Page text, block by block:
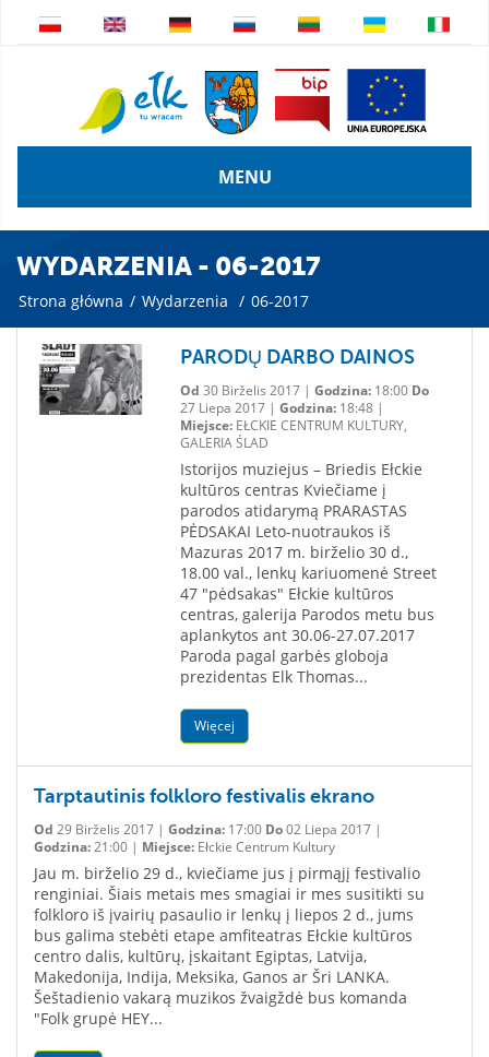
MENU
WYDARZENIA - 06-2017
Strona główna / Wydarzenia / 06-2017
PARODŲ DARBO DAINOS
Od 30 Birželis 2017 | Godzina:18:00 Do
27 Liepa 2017 | Godzina:18:48 |
Miejsce:EŁCKIE CENTRUM KULTURY,
GALERIA ŚLAD
Istorijos muziejus – Briedis Ełckie
kultūros centras Kviečiame į
parodos atidarymą PRARASTAS
PĖDSAKAI Leto-nuotraukos iš
Mazuras 2017 m. birželio 30 d.,
18.00 val., lenkų kariuomenė Street
47 "pėdsakas" Ełckie kultūros
centras, galerija Parodos metu bus
aplankytos ant 30.06-27.07.2017
Paroda pagal garbės globoja
prezidentas Elk Thomas...
Więcej
Tarptautinis folkloro festivalis ekrano
Od 29 Birželis 2017 | Godzina: 17:00 Do02 Liepa 2017 |
Godzina:21:00 | Miejsce: Ełckie Centrum Kultury
Jau m. birželio 29 d., kviečiame jus į pirmąjį festivalio
renginiai. Šiais metais mes smagiai ir mes susitikti su
folkloro iš įvairių pasaulio ir lenkų į liepos 2 d., jums
bus galima stebėti etape amfiteatras Ełckie kultūros
centro dalis, kultūrų, įskaitant Egiptas, Latvija,
Makedonija, Indija, Meksika, Ganos ar Šri LANKA.
Šeštadienio vakarą muzikos žvaigždė bus komanda
"Folk grupė HEY...